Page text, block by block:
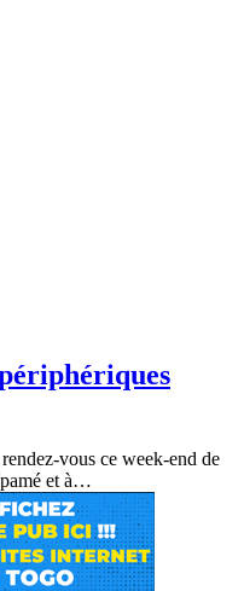
vous ce week-end de
et à…